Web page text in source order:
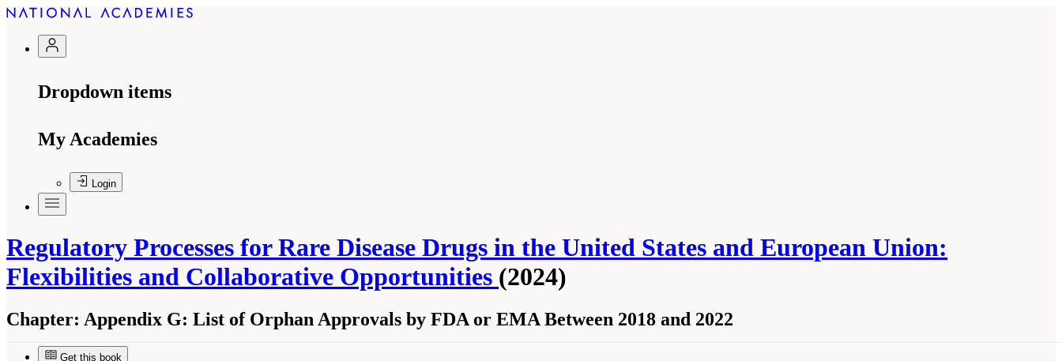
Dropdown items
My Academies
Login
Regulatory Processes for Rare Disease Drugs in the United States and European Union:
Flexibilities and Collaborative Opportunities (2024)
Chapter: Appendix G: List of Orphan Approvals by FDA or EMA Between 2018 and 2022
Get this book